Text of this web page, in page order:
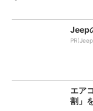
Jeep
エア
割」